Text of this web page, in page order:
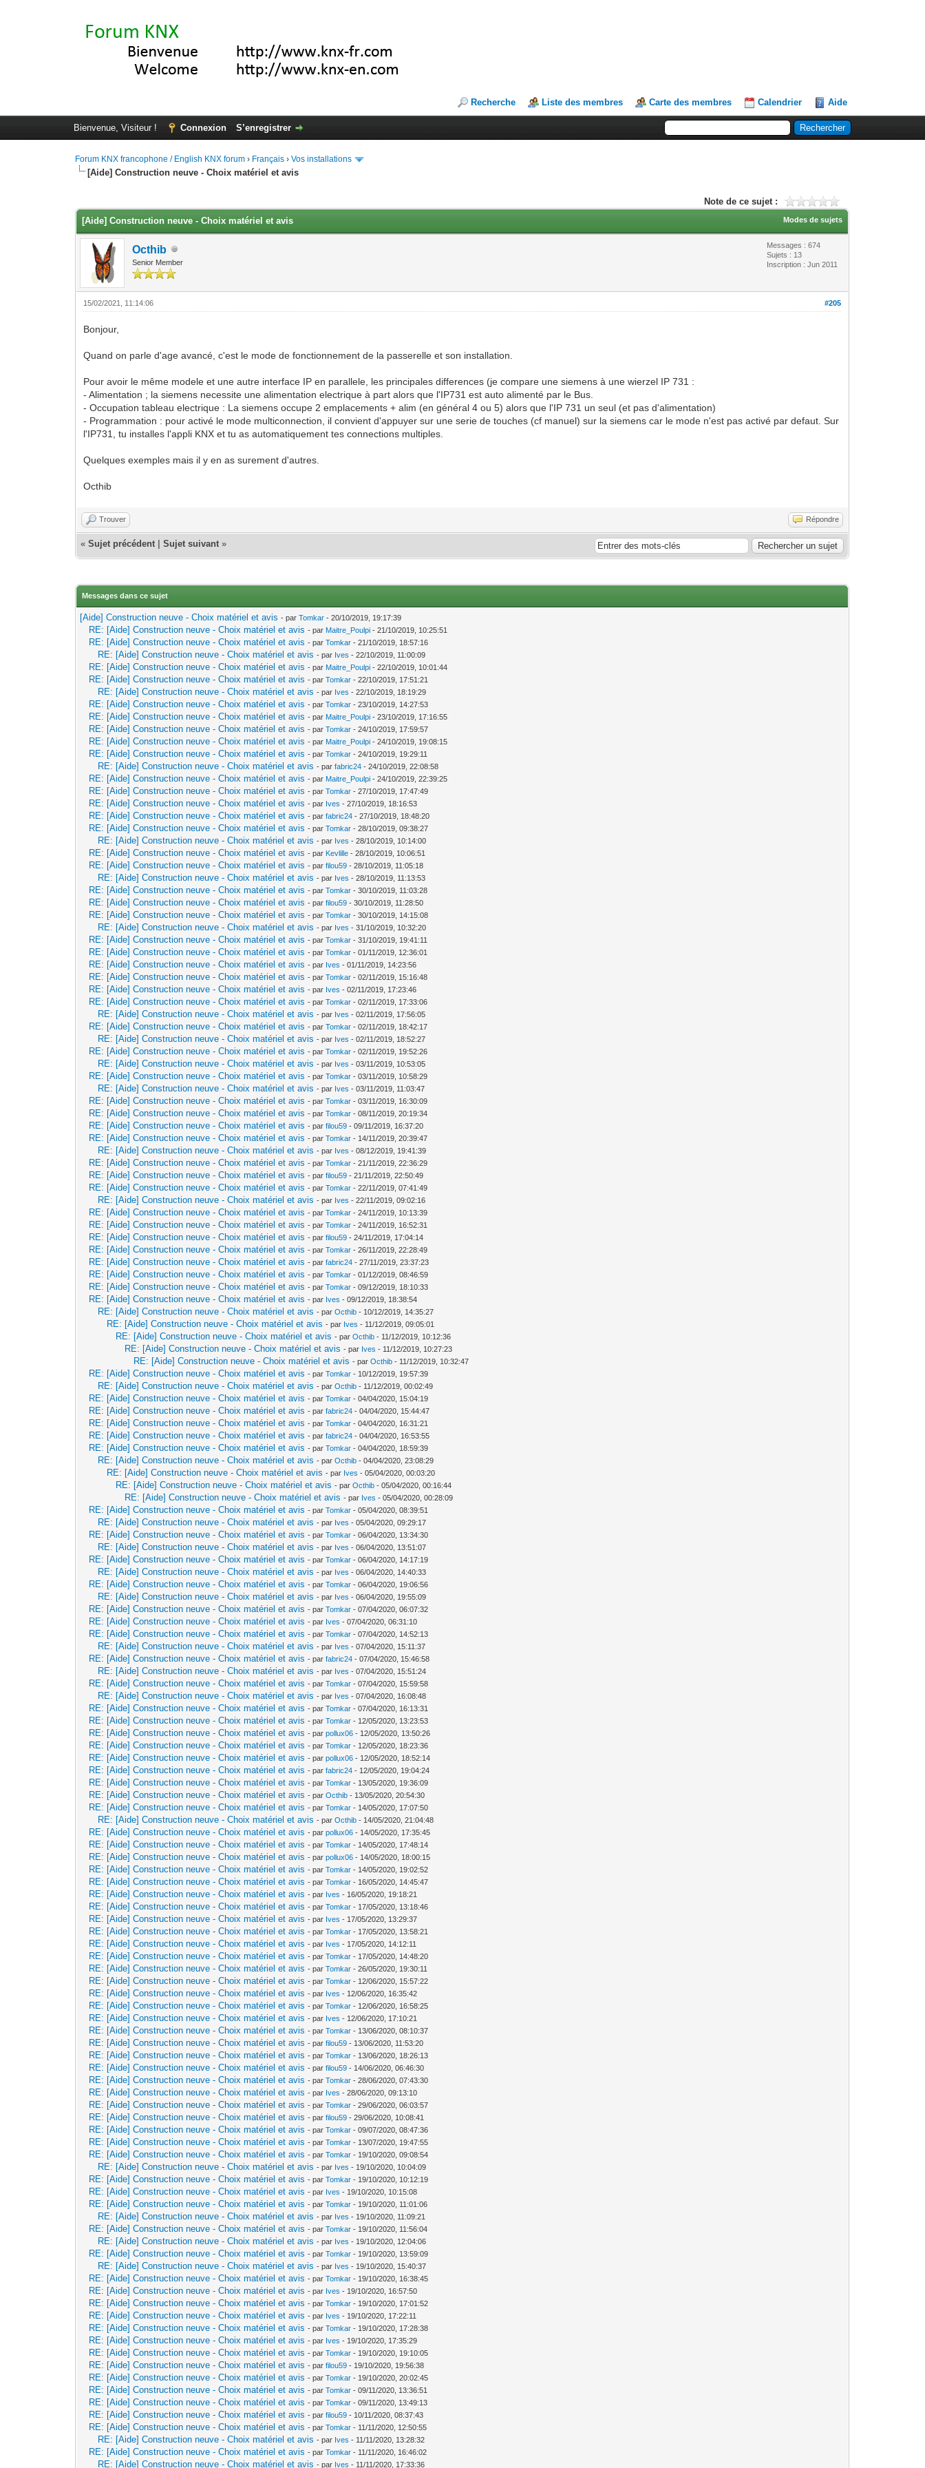
Recherche Liste des membres Carte des membres Calendrier Aide
Bienvenue, Visiteur ! Connexion S’enregistrer
Forum KNX francophone / English KNX forum › Français ›Vos installations
[Aide] Construction neuve - Choix matériel et avis
Note de ce sujet :
Modes de sujets
[Aide] Construction neuve - Choix matériel et avis
Octhib
Senior Member
Messages : 674
Sujets : 13
Inscription : Jun 2011
#205
15/02/2021, 11:14:06
Bonjour,
Quand on parle d'age avancé, c'est le mode de fonctionnement de la passerelle et son installation.
Pour avoir le même modele et une autre interface IP en parallele, les principales differences (je compare une siemens à une wierzel IP 731 :
- Alimentation ; la siemens necessite une alimentation electrique à part alors que l'IP731 est auto alimenté par le Bus.
- Occupation tableau electrique : La siemens occupe 2 emplacements + alim (en général 4 ou 5) alors que l'IP 731 un seul (et pas d'alimentation)
- Programmation : pour activé le mode multiconnection, il convient d'appuyer sur une serie de touches (cf manuel) sur la siemens car le mode n'est pas activé par defaut. Sur
l'IP731, tu installes l'appli KNX et tu as automatiquement tes connections multiples.
Quelques exemples mais il y en as surement d'autres.
Octhib
Trouver Répondre
«Sujet précédent |Sujet suivant »
Messages dans ce sujet
[Aide] Construction neuve - Choix matériel et avis - parTomkar - 20/10/2019, 19:17:39
RE: [Aide] Construction neuve - Choix matériel et avis - par Maitre_Poulpi - 21/10/2019, 10:25:51
RE: [Aide] Construction neuve - Choix matériel et avis - parTomkar - 21/10/2019, 18:57:16
RE: [Aide] Construction neuve - Choix matériel et avis - par Ives - 22/10/2019, 11:00:09
RE: [Aide] Construction neuve - Choix matériel et avis - par Maitre_Poulpi - 22/10/2019, 10:01:44
RE: [Aide] Construction neuve - Choix matériel et avis - parTomkar - 22/10/2019, 17:51:21
RE: [Aide] Construction neuve - Choix matériel et avis - par Ives - 22/10/2019, 18:19:29
RE: [Aide] Construction neuve - Choix matériel et avis - parTomkar - 23/10/2019, 14:27:53
RE: [Aide] Construction neuve - Choix matériel et avis - par Maitre_Poulpi - 23/10/2019, 17:16:55
RE: [Aide] Construction neuve - Choix matériel et avis - parTomkar - 24/10/2019, 17:59:57
RE: [Aide] Construction neuve - Choix matériel et avis - par Maitre_Poulpi - 24/10/2019, 19:08:15
RE: [Aide] Construction neuve - Choix matériel et avis - parTomkar - 24/10/2019, 19:29:11
RE: [Aide] Construction neuve - Choix matériel et avis - parfabric24 - 24/10/2019, 22:08:58
RE: [Aide] Construction neuve - Choix matériel et avis - par Maitre_Poulpi - 24/10/2019, 22:39:25
RE: [Aide] Construction neuve - Choix matériel et avis - parTomkar - 27/10/2019, 17:47:49
RE: [Aide] Construction neuve - Choix matériel et avis - par Ives - 27/10/2019, 18:16:53
RE: [Aide] Construction neuve - Choix matériel et avis - parfabric24 - 27/10/2019, 18:48:20
RE: [Aide] Construction neuve - Choix matériel et avis - parTomkar - 28/10/2019, 09:38:27
RE: [Aide] Construction neuve - Choix matériel et avis - par Ives - 28/10/2019, 10:14:00
RE: [Aide] Construction neuve - Choix matériel et avis - par Kevlille - 28/10/2019, 10:06:51
RE: [Aide] Construction neuve - Choix matériel et avis - parfilou59 - 28/10/2019, 11:05:18
RE: [Aide] Construction neuve - Choix matériel et avis - par Ives - 28/10/2019, 11:13:53
RE: [Aide] Construction neuve - Choix matériel et avis - parTomkar - 30/10/2019, 11:03:28
RE: [Aide] Construction neuve - Choix matériel et avis - parfilou59 - 30/10/2019, 11:28:50
RE: [Aide] Construction neuve - Choix matériel et avis - parTomkar - 30/10/2019, 14:15:08
RE: [Aide] Construction neuve - Choix matériel et avis - par Ives - 31/10/2019, 10:32:20
RE: [Aide] Construction neuve - Choix matériel et avis - parTomkar - 31/10/2019, 19:41:11
RE: [Aide] Construction neuve - Choix matériel et avis - parTomkar - 01/11/2019, 12:36:01
RE: [Aide] Construction neuve - Choix matériel et avis - par Ives - 01/11/2019, 14:23:56
RE: [Aide] Construction neuve - Choix matériel et avis - parTomkar - 02/11/2019, 15:16:48
RE: [Aide] Construction neuve - Choix matériel et avis - par Ives - 02/11/2019, 17:23:46
RE: [Aide] Construction neuve - Choix matériel et avis - parTomkar - 02/11/2019, 17:33:06
RE: [Aide] Construction neuve - Choix matériel et avis - par Ives - 02/11/2019, 17:56:05
RE: [Aide] Construction neuve - Choix matériel et avis - parTomkar - 02/11/2019, 18:42:17
RE: [Aide] Construction neuve - Choix matériel et avis - par Ives - 02/11/2019, 18:52:27
RE: [Aide] Construction neuve - Choix matériel et avis - parTomkar - 02/11/2019, 19:52:26
RE: [Aide] Construction neuve - Choix matériel et avis - par Ives - 03/11/2019, 10:53:05
RE: [Aide] Construction neuve - Choix matériel et avis - parTomkar - 03/11/2019, 10:58:29
RE: [Aide] Construction neuve - Choix matériel et avis - par Ives - 03/11/2019, 11:03:47
RE: [Aide] Construction neuve - Choix matériel et avis - parTomkar - 03/11/2019, 16:30:09
RE: [Aide] Construction neuve - Choix matériel et avis - parTomkar - 08/11/2019, 20:19:34
RE: [Aide] Construction neuve - Choix matériel et avis - parfilou59 - 09/11/2019, 16:37:20
RE: [Aide] Construction neuve - Choix matériel et avis - parTomkar - 14/11/2019, 20:39:47
RE: [Aide] Construction neuve - Choix matériel et avis - par Ives - 08/12/2019, 19:41:39
RE: [Aide] Construction neuve - Choix matériel et avis - parTomkar - 21/11/2019, 22:36:29
RE: [Aide] Construction neuve - Choix matériel et avis - parfilou59 - 21/11/2019, 22:50:49
RE: [Aide] Construction neuve - Choix matériel et avis - parTomkar - 22/11/2019, 07:41:49
RE: [Aide] Construction neuve - Choix matériel et avis - par Ives - 22/11/2019, 09:02:16
RE: [Aide] Construction neuve - Choix matériel et avis - parTomkar - 24/11/2019, 10:13:39
RE: [Aide] Construction neuve - Choix matériel et avis - parTomkar - 24/11/2019, 16:52:31
RE: [Aide] Construction neuve - Choix matériel et avis - parfilou59 - 24/11/2019, 17:04:14
RE: [Aide] Construction neuve - Choix matériel et avis - parTomkar - 26/11/2019, 22:28:49
RE: [Aide] Construction neuve - Choix matériel et avis - parfabric24 - 27/11/2019, 23:37:23
RE: [Aide] Construction neuve - Choix matériel et avis - parTomkar - 01/12/2019, 08:46:59
RE: [Aide] Construction neuve - Choix matériel et avis - parTomkar - 09/12/2019, 18:10:33
RE: [Aide] Construction neuve - Choix matériel et avis - par Ives - 09/12/2019, 18:38:54
RE: [Aide] Construction neuve - Choix matériel et avis - parOcthib - 10/12/2019, 14:35:27
RE: [Aide] Construction neuve - Choix matériel et avis - par Ives - 11/12/2019, 09:05:01
RE: [Aide] Construction neuve - Choix matériel et avis - parOcthib - 11/12/2019, 10:12:36
RE: [Aide] Construction neuve - Choix matériel et avis - par Ives - 11/12/2019, 10:27:23
RE: [Aide] Construction neuve - Choix matériel et avis - parOcthib - 11/12/2019, 10:32:47
RE: [Aide] Construction neuve - Choix matériel et avis - parTomkar - 10/12/2019, 19:57:39
RE: [Aide] Construction neuve - Choix matériel et avis - parOcthib - 11/12/2019, 00:02:49
RE: [Aide] Construction neuve - Choix matériel et avis - parTomkar - 04/04/2020, 15:04:19
RE: [Aide] Construction neuve - Choix matériel et avis - parfabric24 - 04/04/2020, 15:44:47
RE: [Aide] Construction neuve - Choix matériel et avis - parTomkar - 04/04/2020, 16:31:21
RE: [Aide] Construction neuve - Choix matériel et avis - parfabric24 - 04/04/2020, 16:53:55
RE: [Aide] Construction neuve - Choix matériel et avis - parTomkar - 04/04/2020, 18:59:39
RE: [Aide] Construction neuve - Choix matériel et avis - parOcthib - 04/04/2020, 23:08:29
RE: [Aide] Construction neuve - Choix matériel et avis - par Ives - 05/04/2020, 00:03:20
RE: [Aide] Construction neuve - Choix matériel et avis - parOcthib - 05/04/2020, 00:16:44
RE: [Aide] Construction neuve - Choix matériel et avis - par Ives - 05/04/2020, 00:28:09
RE: [Aide] Construction neuve - Choix matériel et avis - parTomkar - 05/04/2020, 08:39:51
RE: [Aide] Construction neuve - Choix matériel et avis - par Ives - 05/04/2020, 09:29:17
RE: [Aide] Construction neuve - Choix matériel et avis - parTomkar - 06/04/2020, 13:34:30
RE: [Aide] Construction neuve - Choix matériel et avis - par Ives - 06/04/2020, 13:51:07
RE: [Aide] Construction neuve - Choix matériel et avis - parTomkar - 06/04/2020, 14:17:19
RE: [Aide] Construction neuve - Choix matériel et avis - par Ives - 06/04/2020, 14:40:33
RE: [Aide] Construction neuve - Choix matériel et avis - parTomkar - 06/04/2020, 19:06:56
RE: [Aide] Construction neuve - Choix matériel et avis - par Ives - 06/04/2020, 19:55:09
RE: [Aide] Construction neuve - Choix matériel et avis - parTomkar - 07/04/2020, 06:07:32
RE: [Aide] Construction neuve - Choix matériel et avis - par Ives - 07/04/2020, 06:31:10
RE: [Aide] Construction neuve - Choix matériel et avis - parTomkar - 07/04/2020, 14:52:13
RE: [Aide] Construction neuve - Choix matériel et avis - par Ives - 07/04/2020, 15:11:37
RE: [Aide] Construction neuve - Choix matériel et avis - parfabric24 - 07/04/2020, 15:46:58
RE: [Aide] Construction neuve - Choix matériel et avis - par Ives - 07/04/2020, 15:51:24
RE: [Aide] Construction neuve - Choix matériel et avis - parTomkar - 07/04/2020, 15:59:58
RE: [Aide] Construction neuve - Choix matériel et avis - par Ives - 07/04/2020, 16:08:48
RE: [Aide] Construction neuve - Choix matériel et avis - parTomkar - 07/04/2020, 16:13:31
RE: [Aide] Construction neuve - Choix matériel et avis - parTomkar - 12/05/2020, 13:23:53
RE: [Aide] Construction neuve - Choix matériel et avis - parpollux06 - 12/05/2020, 13:50:26
RE: [Aide] Construction neuve - Choix matériel et avis - parTomkar - 12/05/2020, 18:23:36
RE: [Aide] Construction neuve - Choix matériel et avis - parpollux06 - 12/05/2020, 18:52:14
RE: [Aide] Construction neuve - Choix matériel et avis - parfabric24 - 12/05/2020, 19:04:24
RE: [Aide] Construction neuve - Choix matériel et avis - parTomkar - 13/05/2020, 19:36:09
RE: [Aide] Construction neuve - Choix matériel et avis - parOcthib - 13/05/2020, 20:54:30
RE: [Aide] Construction neuve - Choix matériel et avis - parTomkar - 14/05/2020, 17:07:50
RE: [Aide] Construction neuve - Choix matériel et avis - parOcthib - 14/05/2020, 21:04:48
RE: [Aide] Construction neuve - Choix matériel et avis - parpollux06 - 14/05/2020, 17:35:45
RE: [Aide] Construction neuve - Choix matériel et avis - parTomkar - 14/05/2020, 17:48:14
RE: [Aide] Construction neuve - Choix matériel et avis - parpollux06 - 14/05/2020, 18:00:15
RE: [Aide] Construction neuve - Choix matériel et avis - parTomkar - 14/05/2020, 19:02:52
RE: [Aide] Construction neuve - Choix matériel et avis - parTomkar - 16/05/2020, 14:45:47
RE: [Aide] Construction neuve - Choix matériel et avis - par Ives - 16/05/2020, 19:18:21
RE: [Aide] Construction neuve - Choix matériel et avis - parTomkar - 17/05/2020, 13:18:46
RE: [Aide] Construction neuve - Choix matériel et avis - par Ives - 17/05/2020, 13:29:37
RE: [Aide] Construction neuve - Choix matériel et avis - parTomkar - 17/05/2020, 13:58:21
RE: [Aide] Construction neuve - Choix matériel et avis - par Ives - 17/05/2020, 14:12:11
RE: [Aide] Construction neuve - Choix matériel et avis - parTomkar - 17/05/2020, 14:48:20
RE: [Aide] Construction neuve - Choix matériel et avis - parTomkar - 26/05/2020, 19:30:11
RE: [Aide] Construction neuve - Choix matériel et avis - parTomkar - 12/06/2020, 15:57:22
RE: [Aide] Construction neuve - Choix matériel et avis - par Ives - 12/06/2020, 16:35:42
RE: [Aide] Construction neuve - Choix matériel et avis - parTomkar - 12/06/2020, 16:58:25
RE: [Aide] Construction neuve - Choix matériel et avis - par Ives - 12/06/2020, 17:10:21
RE: [Aide] Construction neuve - Choix matériel et avis - parTomkar - 13/06/2020, 08:10:37
RE: [Aide] Construction neuve - Choix matériel et avis - parfilou59 - 13/06/2020, 11:53:20
RE: [Aide] Construction neuve - Choix matériel et avis - parTomkar - 13/06/2020, 18:26:13
RE: [Aide] Construction neuve - Choix matériel et avis - parfilou59 - 14/06/2020, 06:46:30
RE: [Aide] Construction neuve - Choix matériel et avis - parTomkar - 28/06/2020, 07:43:30
RE: [Aide] Construction neuve - Choix matériel et avis - par Ives - 28/06/2020, 09:13:10
RE: [Aide] Construction neuve - Choix matériel et avis - parTomkar - 29/06/2020, 06:03:57
RE: [Aide] Construction neuve - Choix matériel et avis - parfilou59 - 29/06/2020, 10:08:41
RE: [Aide] Construction neuve - Choix matériel et avis - parTomkar - 09/07/2020, 08:47:36
RE: [Aide] Construction neuve - Choix matériel et avis - parTomkar - 13/07/2020, 19:47:55
RE: [Aide] Construction neuve - Choix matériel et avis - parTomkar - 19/10/2020, 09:08:54
RE: [Aide] Construction neuve - Choix matériel et avis - par Ives - 19/10/2020, 10:04:09
RE: [Aide] Construction neuve - Choix matériel et avis - parTomkar - 19/10/2020, 10:12:19
RE: [Aide] Construction neuve - Choix matériel et avis - par Ives - 19/10/2020, 10:15:08
RE: [Aide] Construction neuve - Choix matériel et avis - parTomkar - 19/10/2020, 11:01:06
RE: [Aide] Construction neuve - Choix matériel et avis - par Ives - 19/10/2020, 11:09:21
RE: [Aide] Construction neuve - Choix matériel et avis - parTomkar - 19/10/2020, 11:56:04
RE: [Aide] Construction neuve - Choix matériel et avis - par Ives - 19/10/2020, 12:04:06
RE: [Aide] Construction neuve - Choix matériel et avis - parTomkar - 19/10/2020, 13:59:09
RE: [Aide] Construction neuve - Choix matériel et avis - par Ives - 19/10/2020, 15:40:37
RE: [Aide] Construction neuve - Choix matériel et avis - parTomkar - 19/10/2020, 16:38:45
RE: [Aide] Construction neuve - Choix matériel et avis - par Ives - 19/10/2020, 16:57:50
RE: [Aide] Construction neuve - Choix matériel et avis - parTomkar - 19/10/2020, 17:01:52
RE: [Aide] Construction neuve - Choix matériel et avis - par Ives - 19/10/2020, 17:22:11
RE: [Aide] Construction neuve - Choix matériel et avis - parTomkar - 19/10/2020, 17:28:38
RE: [Aide] Construction neuve - Choix matériel et avis - par Ives - 19/10/2020, 17:35:29
RE: [Aide] Construction neuve - Choix matériel et avis - parTomkar - 19/10/2020, 19:10:05
RE: [Aide] Construction neuve - Choix matériel et avis - parfilou59 - 19/10/2020, 19:56:38
RE: [Aide] Construction neuve - Choix matériel et avis - parTomkar - 19/10/2020, 20:02:45
RE: [Aide] Construction neuve - Choix matériel et avis - parTomkar - 09/11/2020, 13:36:51
RE: [Aide] Construction neuve - Choix matériel et avis - parTomkar - 09/11/2020, 13:49:13
RE: [Aide] Construction neuve - Choix matériel et avis - parfilou59 - 10/11/2020, 08:37:43
RE: [Aide] Construction neuve - Choix matériel et avis - parTomkar - 11/11/2020, 12:50:55
RE: [Aide] Construction neuve - Choix matériel et avis - par Ives - 11/11/2020, 13:28:32
RE: [Aide] Construction neuve - Choix matériel et avis - parTomkar - 11/11/2020, 16:46:02
RE: [Aide] Construction neuve - Choix matériel et avis - par Ives - 11/11/2020, 17:33:36